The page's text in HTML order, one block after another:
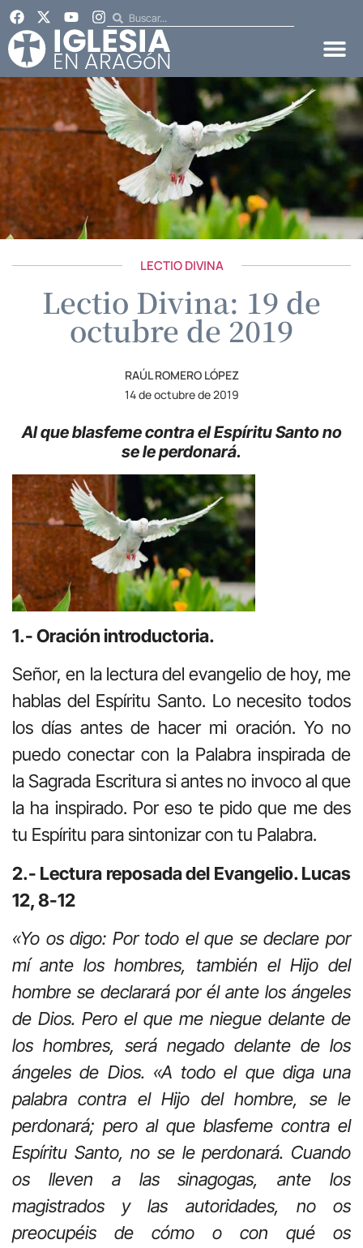
LECTIO DIVINA
Lectio Divina: 19 de
octubre de 2019
RAÚL ROMERO LÓPEZ
14 de octubre de 2019
Al que blasfeme contra el Espíritu Santo no
se le perdonará.
1.- Oración introductoria.
Señor, en la lectura del evangelio de hoy, me
hablas del Espíritu Santo. Lo necesito todos
los días antes de hacer mi oración. Yo no
puedo conectar con la Palabra inspirada de
la Sagrada Escritura si antes no invoco al que
la ha inspirado. Por eso te pido que me des
tu Espíritu para sintonizar con tu Palabra.
2.- Lectura reposada del Evangelio. Lucas
12, 8-12
«Yo os digo: Por todo el que se declare por
mí ante los hombres, también el Hijo del
hombre se declarará por él ante los ángeles
de Dios. Pero el que me niegue delante de
los hombres, será negado delante de los
ángeles de Dios. «A todo el que diga una
palabra contra el Hijo del hombre, se le
perdonará; pero al que blasfeme contra el
Espíritu Santo, no se le perdonará. Cuando
os lleven a las sinagogas, ante los
magistrados y las autoridades, no os
preocupéis de cómo o con qué os